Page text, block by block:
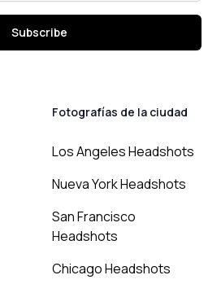
Subscribe
Fotografías de la ciudad
Los Angeles Headshots
Nueva York Headshots
San Francisco
Headshots
Chicago Headshots